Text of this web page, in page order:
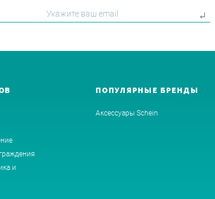
и
ПОПУЛЯРНЫЕ БРЕНДЫ
Аксессуары Schein